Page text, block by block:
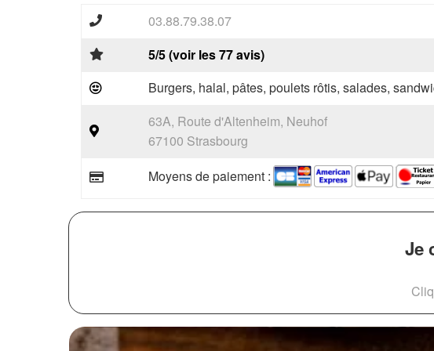
03.88.79.38.07
5/5 (voir les 77 avis)
Burgers, halal, pâtes, poulets rôtis, salades,
63A, Route d'Altenheim, Neuhof
67100 Strasbourg
Moyens de paiement :
Je